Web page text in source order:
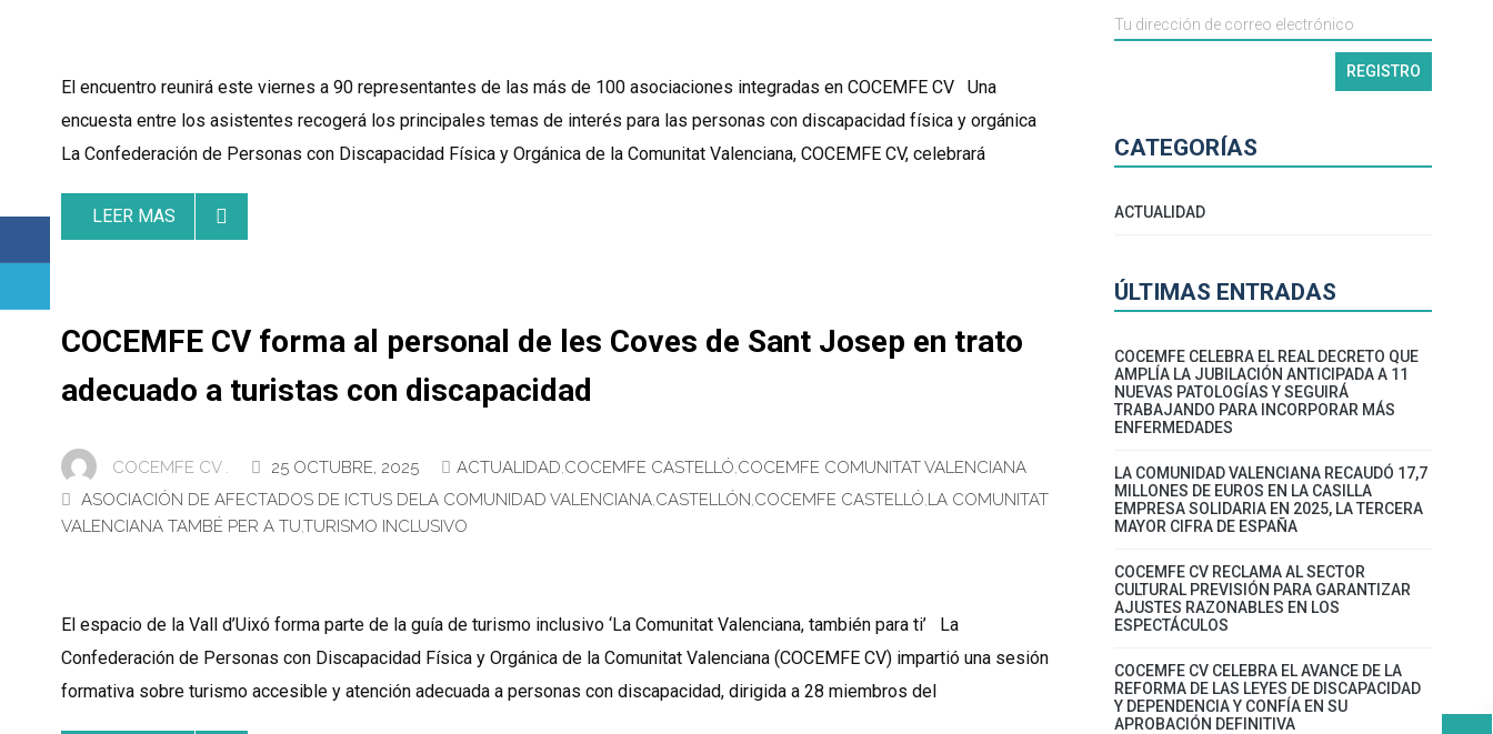
El encuentro reunirá este viernes a 90 representantes de las más de 100 asociaciones integradas en COCEMFE CV Una
encuesta entre los asistentes recogerá los principales temas de interés para las personas con discapacidad física y orgánica
La Confederación de Personas con Discapacidad Física y Orgánica de la Comunitat Valenciana, COCEMFE CV, celebrará
LEER MAS
COCEMFE CV forma al personal de les Coves de Sant Josep en trato
adecuado a turistas con discapacidad
COCEMFE CV . 25 OCTUBRE, 2025 ACTUALIDAD,COCEMFE CASTELLÓ,COCEMFE COMUNITAT VALENCIANA
ASOCIACIÓN DE AFECTADOS DE ICTUS DELA COMUNIDAD VALENCIANA,CASTELLÓN,COCEMFE CASTELLÓ,LA COMUNITAT
VALENCIANA TAMBÉ PER A TU,TURISMO INCLUSIVO
El espacio de la Vall d’Uixó forma parte de la guía de turismo inclusivo ‘La Comunitat Valenciana, también para ti’ La
Confederación de Personas con Discapacidad Física y Orgánica de la Comunitat Valenciana (COCEMFE CV) impartió una sesión
formativa sobre turismo accesible y atención adecuada a personas con discapacidad, dirigida a 28 miembros del
CATEGORÍAS
ACTUALIDAD
ÚLTIMAS ENTRADAS
COCEMFE CELEBRA EL REAL DECRETO QUE
AMPLÍA LA JUBILACIÓN ANTICIPADA A 11
NUEVAS PATOLOGÍAS Y SEGUIRÁ
TRABAJANDO PARA INCORPORAR MÁS
ENFERMEDADES
LA COMUNIDAD VALENCIANA RECAUDÓ 17,7
MILLONES DE EUROS EN LA CASILLA
EMPRESA SOLIDARIA EN 2025, LA TERCERA
MAYOR CIFRA DE ESPAÑA
COCEMFE CV RECLAMA AL SECTOR
CULTURAL PREVISIÓN PARA GARANTIZAR
AJUSTES RAZONABLES EN LOS
ESPECTÁCULOS
COCEMFE CV CELEBRA EL AVANCE DE LA
REFORMA DE LAS LEYES DE DISCAPACIDAD
Y DEPENDENCIA Y CONFÍA EN SU
APROBACIÓN DEFINITIVA